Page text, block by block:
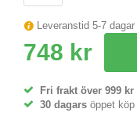
Leveranstid 5-7 dagar
748 kr
Fri frakt över 999 kr
30 dagars öppet köp